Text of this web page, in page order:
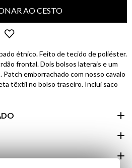
AO CESTO
étnico. Feito de tecido de poliéster.
frontal. Dois bolsos laterais e um
emborrachado com nosso cavalo
têxtil no bolso traseiro. Inclui saco